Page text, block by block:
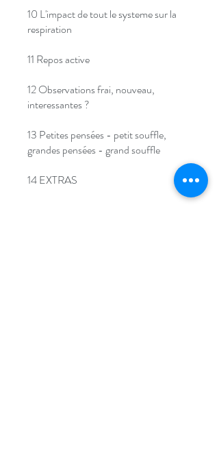
10 L'impact de tout le systeme sur la
respiration
11 Repos active
12 Observations frai, nouveau,
interessantes ?
13 Petites pensées - petit souffle,
grandes pensées - grand souffle
14 EXTRAS